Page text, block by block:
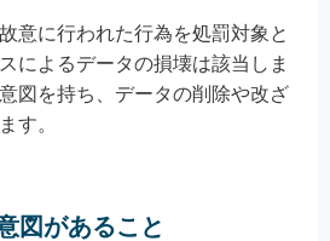
意に行われた行為を処罰対象と
によるデータの損壊は該当しま
図を持ち、データの削除や改ざ
す。
図があること